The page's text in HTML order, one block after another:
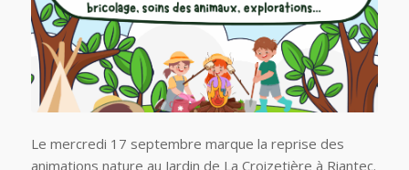
Le mercredi 17 septembre marque la reprise des
animations nature au Jardin de La Croizetière à Riantec.